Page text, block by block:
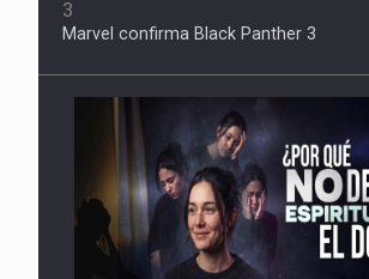
3
Marvel confirma Black Panther 3